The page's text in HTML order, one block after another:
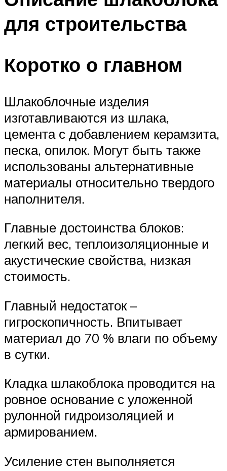
для строительства
Коротко о главном
Шлакоблочные изделия
изготавливаются из шлака,
цемента с добавлением керамзита,
песка, опилок. Могут быть также
использованы альтернативные
материалы относительно твердого
наполнителя.
Главные достоинства блоков:
легкий вес, теплоизоляционные и
акустические свойства, низкая
стоимость.
Главный недостаток –
гигроскопичность. Впитывает
материал до 70 % влаги по объему
в сутки.
Кладка шлакоблока проводится на
ровное основание с уложенной
рулонной гидроизоляцией и
армированием.
Усиление стен выполняется